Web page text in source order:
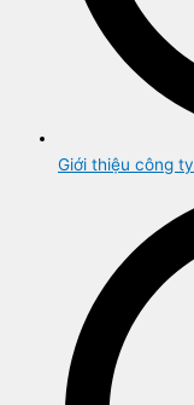
Giới thiệu công ty